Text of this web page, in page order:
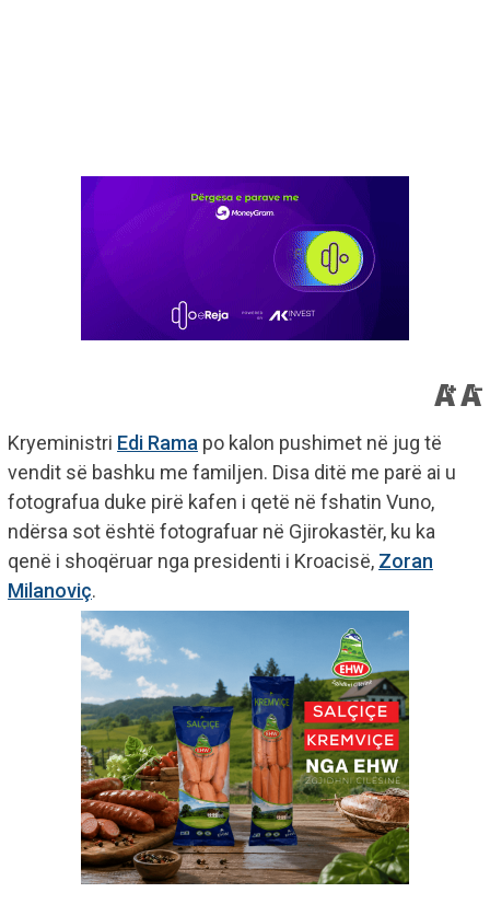
Kryeministri Edi Rama po kalon pushimet në jug të
vendit së bashku me familjen. Disa ditë me parë ai u
fotografua duke pirë kafen i qetë në fshatin Vuno,
ndërsa sot është fotografuar në Gjirokastër, ku ka
qenë i shoqëruar nga presidenti i Kroacisë, Zoran
Milanoviç.